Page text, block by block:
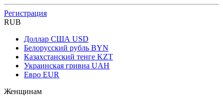
Регистрация
RUB
Доллар США USD
Белорусский рубль BYN
Казахстанский тенге KZT
Украинская гривна UAH
Евро EUR
Женщинам